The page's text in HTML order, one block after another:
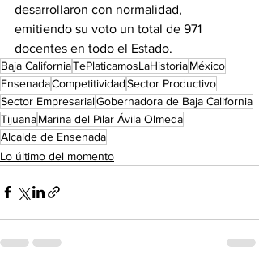
desarrollaron con normalidad,
emitiendo su voto un total de 971
docentes en todo el Estado.
Baja CaliforniaTePlaticamosLaHistoriaMéxico
EnsenadaCompetitividadSector Productivo
Sector EmpresarialGobernadora de Baja California
TijuanaMarina del Pilar Ávila Olmeda
Alcalde de Ensenada
Lo último del momento